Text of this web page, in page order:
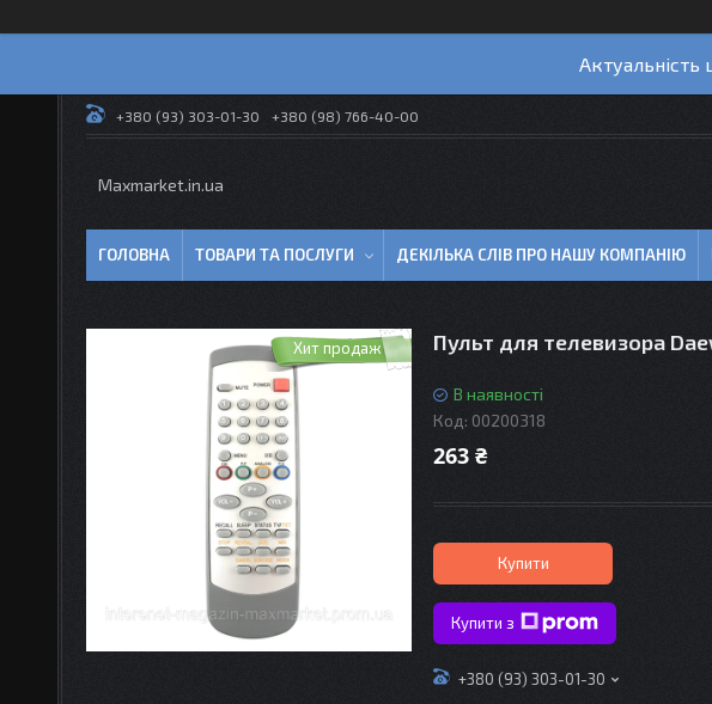
Актуальність
+380 (93) 303-01-30 +380 (98) 766-40-00
Maxmarket.in.ua
ГОЛОВНА ТОВАРИ ТА ПОСЛУГИ ДЕКІЛЬКА СЛІВ ПРО НАШУ КОМПАНІЮ
Хит продаж Пульт для телевизора
В наявності
Код: 00200318
263 ₴
Купити
Купити з
+380 (93) 303-01-30